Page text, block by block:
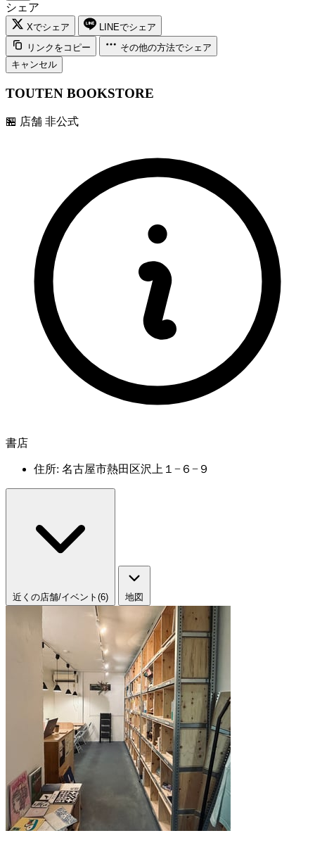
シェア
Xでシェア
LINEでシェア
リンクをコピー
その他の方法でシェア
キャンセル
TOUTEN BOOKSTORE
🏪 店舗 非公式
書店
住所: 名古屋市熱田区沢上１−６−９
近くの店舗/イベント(6) 地図